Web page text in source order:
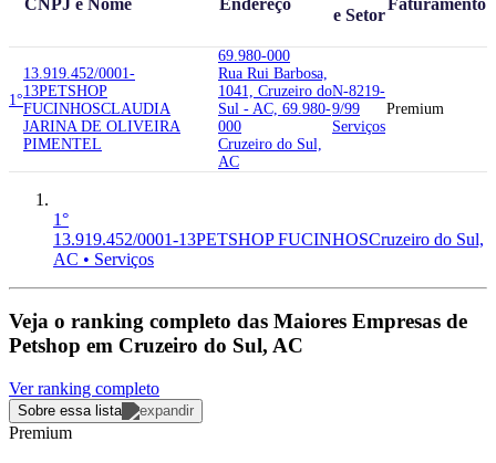
e Setor
1°
13.919.452/0001-
13PETSHOP
FUCINHOSCLAUDIA
JARINA DE OLIVEIRA
PIMENTEL
69.980-000
Rua Rui Barbosa,
1041, Cruzeiro do
Sul - AC, 69.980-
000
Cruzeiro do Sul,
AC
N-8219-
9/99
Serviços
Premium
1°
13.919.452/0001-13PETSHOP FUCINHOSCruzeiro do Sul,
AC • Serviços
Veja o ranking completo das Maiores Empresas de
Petshop em Cruzeiro do Sul, AC
Ver ranking completo
Sobre essa lista
Premium